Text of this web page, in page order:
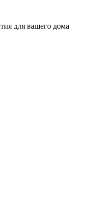
для вашего дома